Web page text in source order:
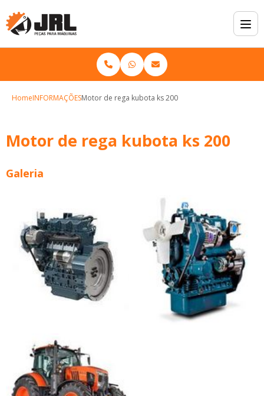
HomeINFORMAÇÕESMotor de rega kubota ks 200
Motor de rega kubota ks 200
Galeria